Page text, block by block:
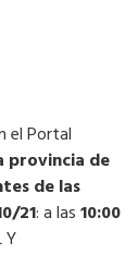
el Portal
provincia de
de las
21: a las10:00
Y